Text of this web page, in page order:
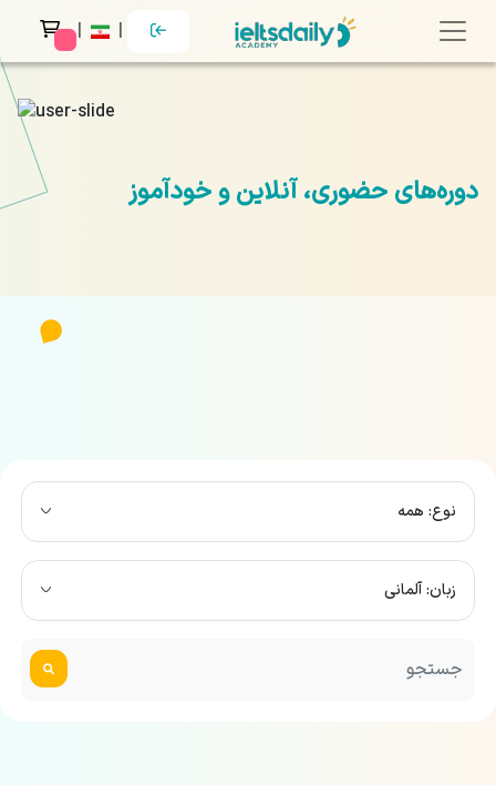
|
|
دوره‌های حضوری، آنلاین و خودآموز
نوع: همه
زبان: آلمانی